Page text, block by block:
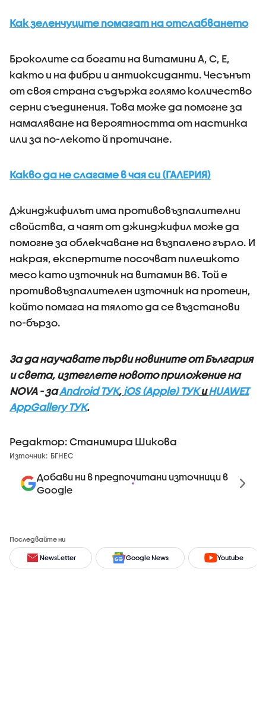
Как зеленчуците помагат на отслабването
Броколите са богати на витамини А, С, Е,
както и на фибри и антиоксиданти. Чесънът
от своя страна съдържа голямо количество
серни съединения. Това може да помогне за
намаляване на вероятността от настинка
или за по-лекото й протичане.
Какво да не слагаме в чая си (ГАЛЕРИЯ)
Джинджифилът има противовъзпалителни
свойства, а чаят от джинджифил може да
помогне за облекчаване на възпалено гърло. И
накрая, експертите посочват пилешкото
месо като източник на витамин В6. Той е
противовъзпалителен източник на протеин,
който помага на тялото да се възстанови
по-бързо.
За да научавате първи новините от България
и света, изтеглете новото приложение на
NOVA - заAndroid ТУК, iOS (Apple) ТУКиHUAWEI
AppGallery ТУК.
Редактор: Станимира Шикова
Източник: БГНЕС
Добави ни в предпочитани източници в
Google
Последвайте ни
NewsLetter Google News Youtube